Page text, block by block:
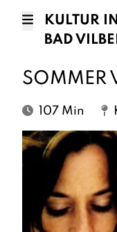
KULTUR
BAD
SOMMER
107 Min